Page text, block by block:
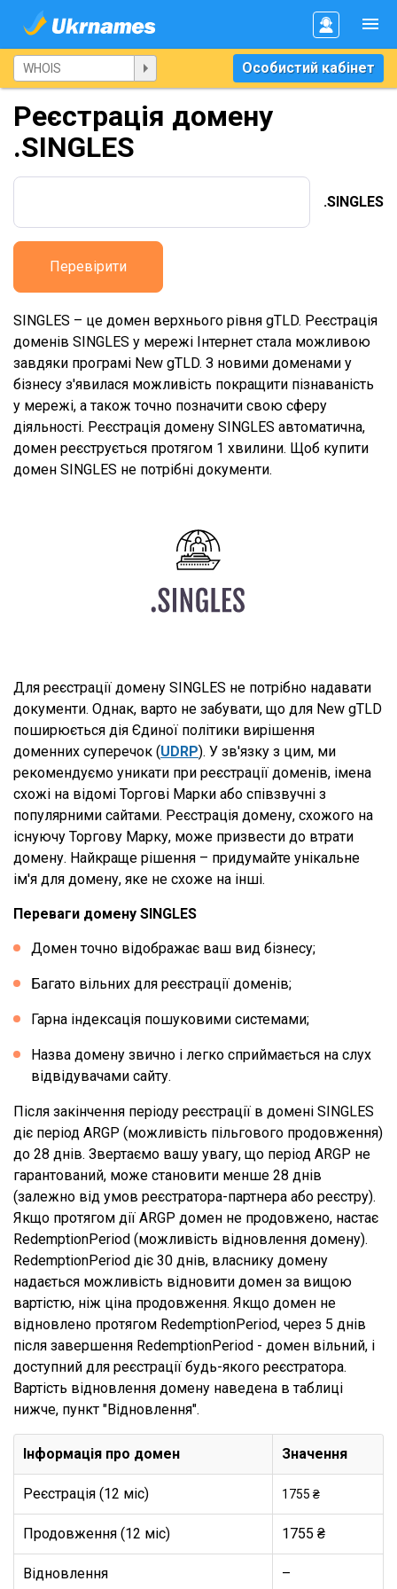
Особистий кабінет
Реєстрація домену
.SINGLES
.SINGLES
Перевірити
SINGLES – це домен верхнього рівня gTLD. Реєстрація
доменів SINGLES у мережі Інтернет стала можливою
завдяки програмі New gTLD. З новими доменами у
бізнесу з'явилася можливість покращити пізнаваність
у мережі, а також точно позначити свою сферу
діяльності. Реєстрація домену SINGLES автоматична,
домен реєструється протягом 1 хвилини. Щоб купити
домен SINGLES не потрібні документи.
Для реєстрації домену SINGLES не потрібно надавати
документи. Однак, варто не забувати, що для New gTLD
поширюється дія Єдиної політики вирішення
доменних суперечок (UDRP). У зв'язку з цим, ми
рекомендуємо уникати при реєстрації доменів, імена
схожі на відомі Торгові Марки або співзвучні з
популярними сайтами. Реєстрація домену, схожого на
існуючу Торгову Марку, може призвести до втрати
домену. Найкраще рішення – придумайте унікальне
ім'я для домену, яке не схоже на інші.
Переваги домену SINGLES
Домен точно відображає ваш вид бізнесу;
Багато вільних для реєстрації доменів;
Гарна індексація пошуковими системами;
Назва домену звично і легко сприймається на слух
відвідувачами сайту.
Після закінчення періоду реєстрації в домені SINGLES
діє період ARGP (можливість пільгового продовження)
до 28 днів. Звертаємо вашу увагу, що період ARGP не
гарантований, може становити менше 28 днів
(залежно від умов реєстратора-партнера або реєстру).
Якщо протягом дії ARGP домен не продовжено, настає
RedemptionPeriod (можливість відновлення домену).
RedemptionPeriod діє 30 днів, власнику домену
надається можливість відновити домен за вищою
вартістю, ніж ціна продовження. Якщо домен не
відновлено протягом RedemptionPeriod, через 5 днів
після завершення RedemptionPeriod - домен вільний, і
доступний для реєстрації будь-якого реєстратора.
Вартість відновлення домену наведена в таблиці
нижче, пункт "Відновлення".
Інформація про домен Значення
Реєстрація (12 міс) 1755 ₴
Продовження (12 міс) 1755 ₴
Відновлення –